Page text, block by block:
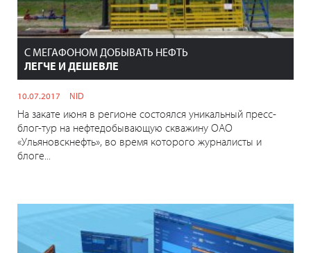
С МЕГАФОНОМ ДОБЫВАТЬ НЕФТЬ
ЛЕГЧЕ И ДЕШЕВЛЕ
10.07.2017 NID
На закате июня в регионе состоялся уникальный пресс-
блог-тур на нефтедобывающую скважину ОАО
«Ульяновскнефть», во время которого журналисты и
блоге...